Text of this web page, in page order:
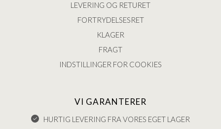
LEVERING OG RETURET
FORTRYDELSESRET
KLAGER
FRAGT
INDSTILLINGER FOR COOKIES
VI GARANTERER
HURTIG LEVERING FRA VORES EGET LAGER